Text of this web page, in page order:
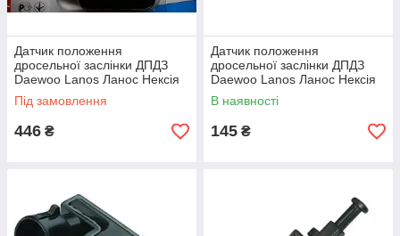
Датчик положення
дросельної заслінки ДПДЗ
Daewoo Lanos Ланос Нексія
Авео Лачеті ВТН
Під замовлення
446 ₴
Датчик положення
дросельної заслінки ДПДЗ
Daewoo Lanos Ланос Нексія
Авео Лачеті FSO
В наявності
145 ₴